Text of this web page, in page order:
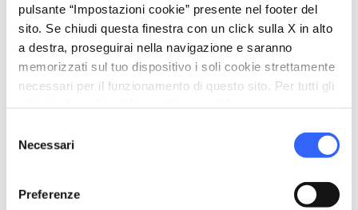
pulsante “Impostazioni cookie” presente nel footer del
sito. Se chiudi questa finestra con un click sulla X in alto
a destra, proseguirai nella navigazione e saranno
memorizzati sul tuo dispositivo i soli cookie strettamente
necessari per il funzionamento di questo sito. Per tutti gli
delNecessari
Preferenze
Informazioni utili